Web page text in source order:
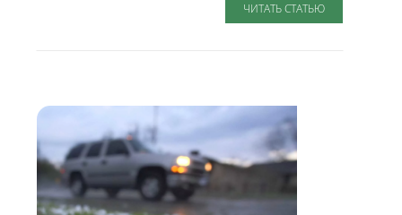
ЧИТАТЬ СТАТЬЮ